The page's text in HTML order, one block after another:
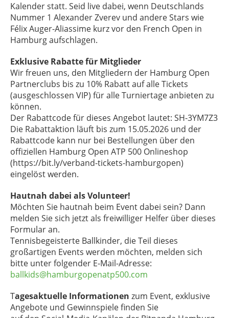
Kalender statt. Seid live dabei, wenn Deutschlands
Nummer 1 Alexander Zverev und andere Stars wie
Félix Auger-Aliassime kurz vor den French Open in
Hamburg aufschlagen.
Exklusive Rabatte für Mitglieder
Wir freuen uns, den Mitgliedern der Hamburg Open
Partnerclubs bis zu 10% Rabatt auf alle Tickets
(ausgeschlossen VIP) für alle Turniertage anbieten zu
können.
Der Rabattcode für dieses Angebot lautet: SH-3YM7Z3
Die Rabattaktion läuft bis zum 15.05.2026 und der
Rabattcode kann nur bei Bestellungen über den
offiziellen Hamburg Open ATP 500 Onlineshop
(https://bit.ly/verband-tickets-hamburgopen)
eingelöst werden.
Hautnah dabei als Volunteer!
Möchten Sie hautnah beim Event dabei sein? Dann
melden Sie sich jetzt als freiwilliger Helfer über dieses
Formular an.
Tennisbegeisterte Ballkinder, die Teil dieses
großartigen Events werden möchten, melden sich
bitte unter folgender E-Mail-Adresse:
ballkids@hamburgopenatp500.com
Tagesaktuelle Informationen zum Event, exklusive
Angebote und Gewinnspiele finden Sie